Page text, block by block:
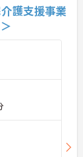
護支援事業